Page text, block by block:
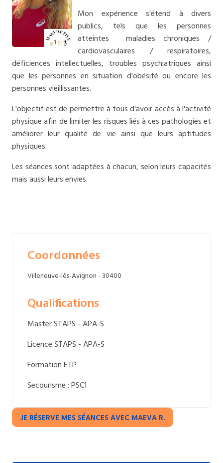
Mon expérience s'étend à divers
publics, tels que les personnes
atteintes maladies chroniques /
cardiovasculaires / respiratoires,
déficiences intellectuelles, troubles psychiatriques ainsi
que les personnes en situation d'obésité ou encore les
personnes vieillissantes.
L'objectif est de permettre à tous d'avoir accès à l'activité
physique afin de limiter les risques liés à ces pathologies et
améliorer leur qualité de vie ainsi que leurs aptitudes
physiques.
Les séances sont adaptées à chacun, selon leurs capacités
mais aussi leurs envies.
Coordonnées
Villeneuve-lès-Avignon - 30400
Qualifications
Master STAPS - APA-S
Licence STAPS - APA-S
Formation ETP
Secourisme : PSC1
JE RÉSERVE MES SÉANCES AVEC MAEVA R.